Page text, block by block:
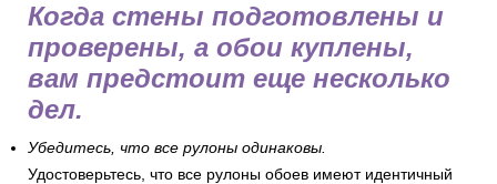
Когда стены подготовлены и
проверены, а обои куплены,
вам предстоит еще несколько
дел.
Убедитесь, что все рулоны одинаковы.
Удостоверьтесь, что все рулоны обоев имеют идентичный